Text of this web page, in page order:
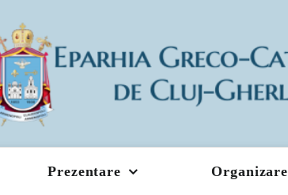
Prezentare Organizare